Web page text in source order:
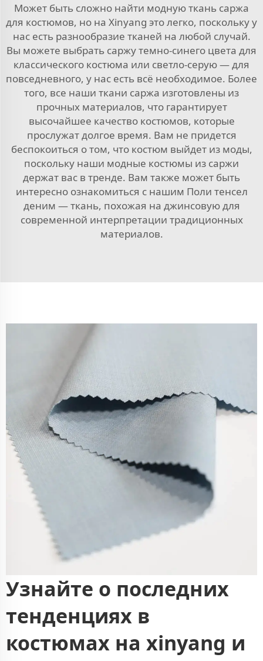
Может быть сложно найти модную ткань саржа
для костюмов, но на Xinyang это легко, поскольку у
нас есть разнообразие тканей на любой случай.
Вы можете выбрать саржу темно-синего цвета для
классического костюма или светло-серую — для
повседневного, у нас есть всё необходимое. Более
того, все наши ткани саржа изготовлены из
прочных материалов, что гарантирует
высочайшее качество костюмов, которые
прослужат долгое время. Вам не придется
беспокоиться о том, что костюм выйдет из моды,
поскольку наши модные костюмы из саржи
держат вас в тренде. Вам также может быть
интересно ознакомиться с нашим Поли тенсел
деним — ткань, похожая на джинсовуюдля
современной интерпретации традиционных
материалов.
Узнайте о последних
тенденциях в
костюмах на xinyang и